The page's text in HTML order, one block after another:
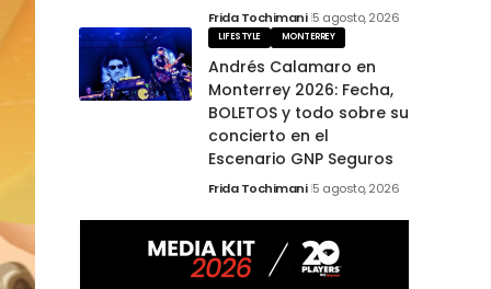
Frida Tochimani 5 agosto, 2026
LIFESTYLE MONTERREY
Andrés Calamaro en
Monterrey 2026: Fecha,
BOLETOS y todo sobre su
concierto en el
Escenario GNP Seguros
Frida Tochimani 5 agosto, 2026